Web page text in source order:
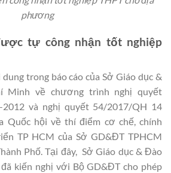
phương
tự công nhận tốt nghiệp
trong báo cáo của Sở Giáo dục &
Minh về chương trình nghị quyết
2012 và nghị quyết 54/2017/QH 14
Quốc hội về thí điểm cơ chế, chính
TP HCM của Sở GD&ĐT TPHCM
Phố. Tại đây, Sở Giáo dục & Đào
kiến nghị với Bộ GD&ĐT cho phép